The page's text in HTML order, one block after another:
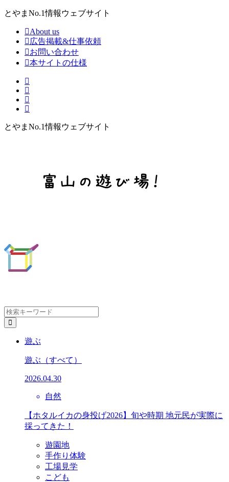
とやまNo.1情報ウェブサイト
About us
広告掲載&仕事依頼
お問い合わせ
本サイトの仕様
とやまNo.1情報ウェブサイト
遊ぶ
遊ぶ （すべて）
2026.04.30
自然
【ホタルイカの身投げ2026】旬や時期 地元民が実際に
採ってきた！
遊園地
手作り体験
工場見学
こども